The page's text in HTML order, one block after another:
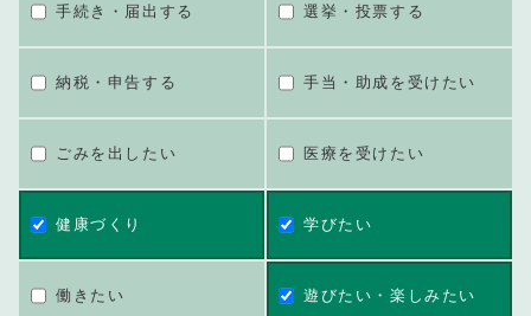
手続き・届出する 選挙・投票する
納税・申告する 手当・助成を受けたい
ごみを出したい 医療を受けたい
健康づくり 学びたい
働きたい 遊びたい・楽しみたい